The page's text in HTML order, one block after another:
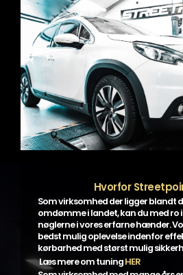
Hvorfor
Som virksomhed der ligger blandt
omdømme i landet, kan du med ro
nøglerne i vores erfarne hænder.
bedst mulig oplevelse indenfor
kørbarhed med størst mulig
Læs mere om tuningHER